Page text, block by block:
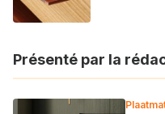
Présenté par la